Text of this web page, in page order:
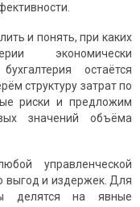
и понять, при каких
экономически
остаётся
структуру затрат по
риски и предложим
значений объёма
управленческой
выгод и издержек. Для
делятся на явные